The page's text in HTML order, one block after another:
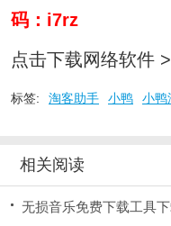
码：i7rz
点击下载网络软件
标签: 淘客助手 小鸭 小鸭
相关阅读
无损音乐免费下载工具